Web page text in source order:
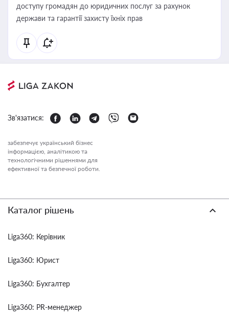
доступу громадян до юридичних послуг за рахунок
держави та гарантії захисту їхніх прав
Зв'язатися:
забезпечує український бізнес
інформацією, аналітикою та
технологічними рішеннями для
ефективної та безпечної роботи.
Каталог рішень
Liga360: Керівник
Liga360: Юрист
Liga360: Бухгалтер
Liga360: PR-менеджер